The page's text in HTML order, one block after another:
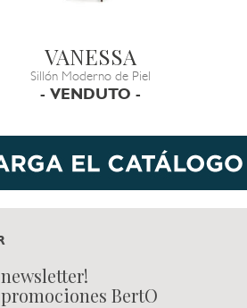
VANESSA
Sillón Moderno de Piel
- VENDUTO -
BertO